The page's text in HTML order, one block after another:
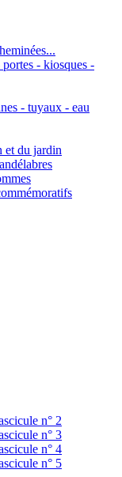
- kiosques -
- tuyaux - eau
et du jardin
n° 2
n° 3
n° 4
n° 5